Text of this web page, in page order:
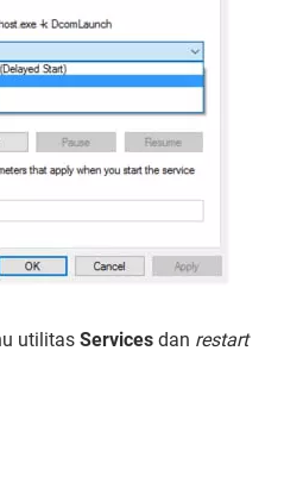
utilitas Services dan restart